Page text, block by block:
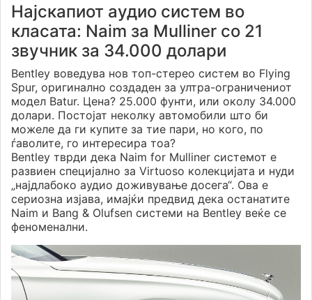
Најскапиот аудио систем во
класата: Naim за Mulliner со 21
звучник за 34.000 долари
Bentley воведува нов топ-стерео систем во Flying
Spur, оригинално создаден за ултра-ограничениот
модел Batur. Цена? 25.000 фунти, или околу 34.000
долари. Постојат неколку автомобили што би
можеле да ги купите за тие пари, но кого, по
ѓаволите, го интересира тоа?
Bentley тврди дека Naim for Mulliner системот е
развиен специјално за Virtuoso колекцијата и нуди
„најдлабоко аудио доживување досега“. Ова е
сериозна изјава, имајќи предвид дека останатите
Naim и Bang & Olufsen системи на Bentley веќе се
феноменални.